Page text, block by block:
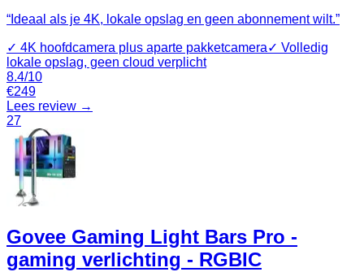
“ Ideaal als je 4K, lokale opslag en geen abonnement wilt.”
✓ 4K hoofdcamera plus aparte pakketcamera✓ Volledig
lokale opslag, geen cloud verplicht
8.4/10
€249
Lees review →
27
Govee Gaming Light Bars Pro -
gaming verlichting - RGBIC